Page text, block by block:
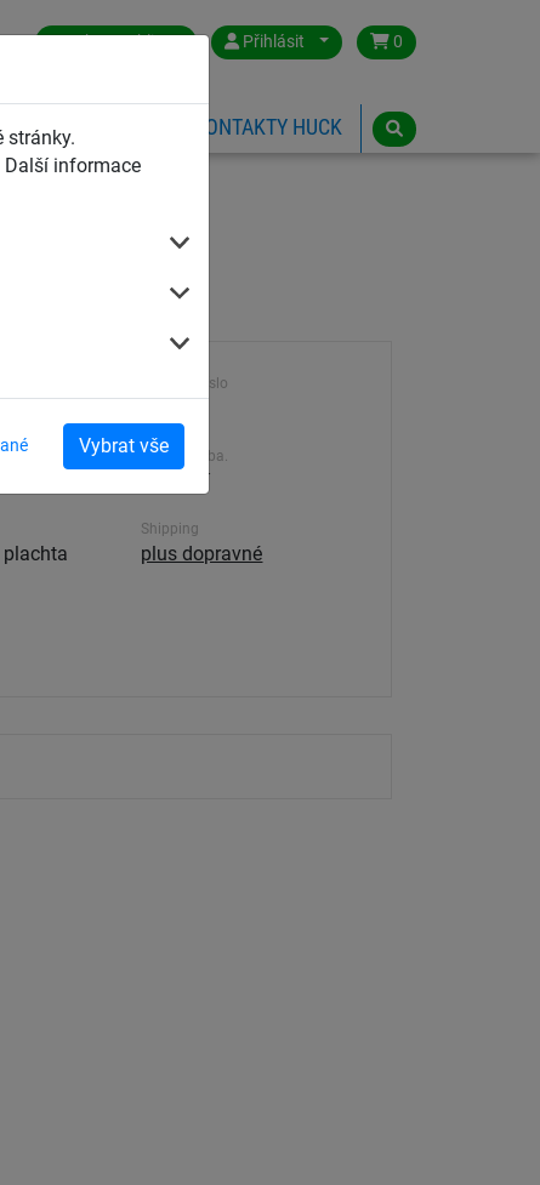
stránky.
Další informace
Vybrat vše
Czech Republic Přihlásit 0
KONTAKTY HUCK
Výrobek číslo
Dodací doba.
7-21 dní
Shipping
plus dopravné